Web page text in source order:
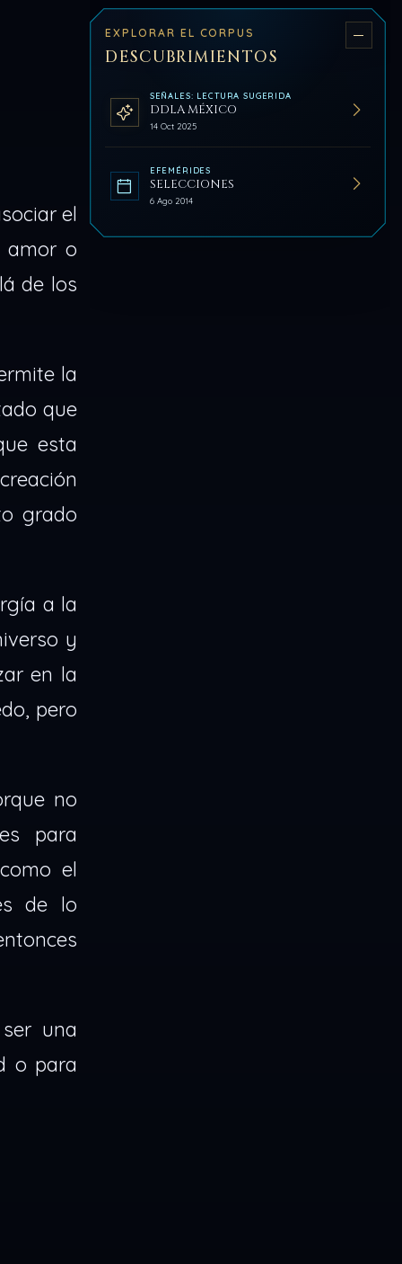
el
amor o
de los
la
que
esta
grado
a la
y
en la
pero
no
para
el
de lo
una
o para
EXPLORAR EL CORPUS
DESCUBRIMIENTOS
SEÑALES: LECTURA SUGERIDA
DDLA MÉXICO
14 Oct 2025
EFEMÉRIDES
SELECCIONES
6 Ago 2014